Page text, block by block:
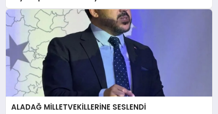
ALADAĞ MİLLETVEKİLLERİNE SESLENDİ